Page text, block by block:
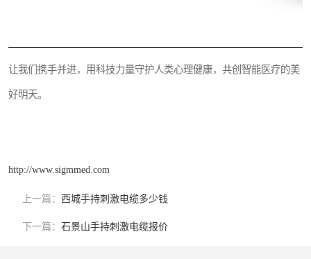
让我们携手并进，用科技力量守护人类心理健康，共创智能医疗的美
好明天。
http://www.sigmmed.com
上一篇： 西城手持刺激电缆多少钱
下一篇： 石景山手持刺激电缆报价